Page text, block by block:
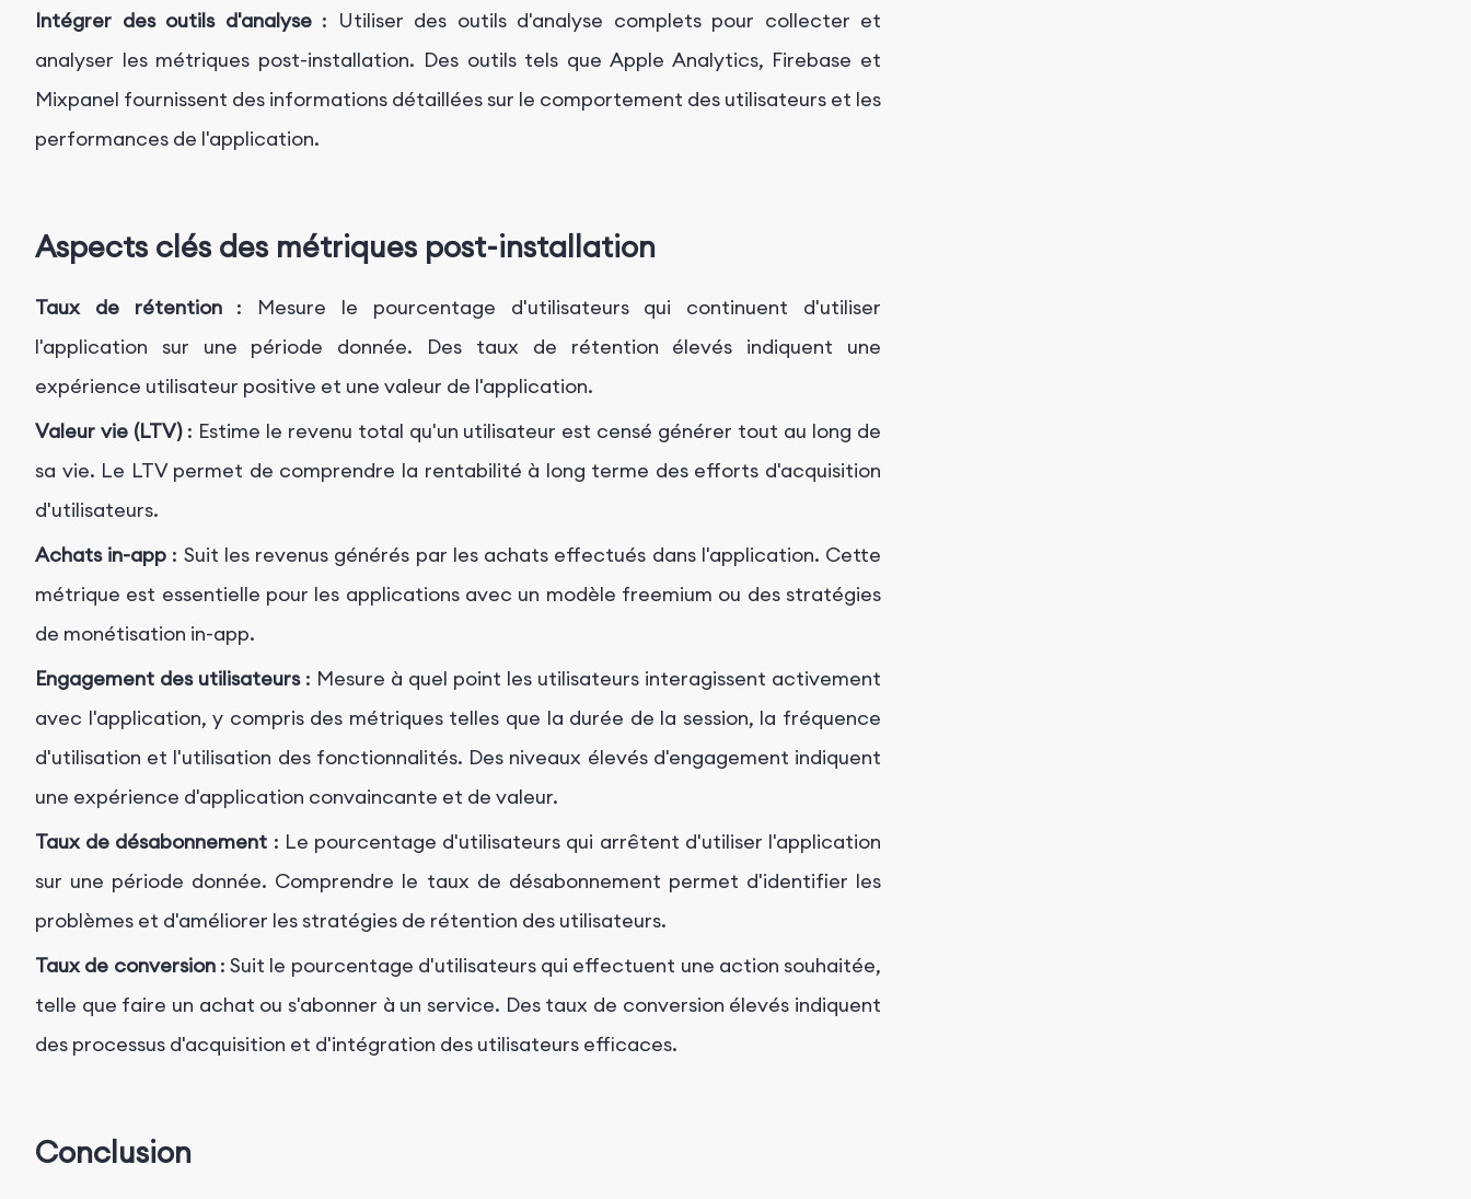
Intégrer des outils d'analyse: Utiliser des outils d'analyse complets pour collecter et
analyser les métriques post-installation. Des outils tels que Apple Analytics, Firebase et
Mixpanel fournissent des informations détaillées sur le comportement des utilisateurs et les
performances de l'application.
Aspects clés des métriques post-installation
Taux de rétention: Mesure le pourcentage d'utilisateurs qui continuent d'utiliser
l'application sur une période donnée. Des taux de rétention élevés indiquent une
expérience utilisateur positive et une valeur de l'application.
Valeur vie (LTV): Estime le revenu total qu'un utilisateur est censé générer tout au long de
sa vie. Le LTV permet de comprendre la rentabilité à long terme des efforts d'acquisition
d'utilisateurs.
Achats in-app : Suit les revenus générés par les achats effectués dans l'application. Cette
métrique est essentielle pour les applications avec un modèle freemium ou des stratégies
de monétisation in-app.
Engagement des utilisateurs: Mesure à quel point les utilisateurs interagissent activement
avec l'application, y compris des métriques telles que la durée de la session, la fréquence
d'utilisation et l'utilisation des fonctionnalités. Des niveaux élevés d'engagement indiquent
une expérience d'application convaincante et de valeur.
Taux de désabonnement : Le pourcentage d'utilisateurs qui arrêtent d'utiliser l'application
sur une période donnée. Comprendre le taux de désabonnement permet d'identifier les
problèmes et d'améliorer les stratégies de rétention des utilisateurs.
Taux de conversion: Suit le pourcentage d'utilisateurs qui effectuent une action souhaitée,
telle que faire un achat ou s'abonner à un service. Des taux de conversion élevés indiquent
des processus d'acquisition et d'intégration des utilisateurs efficaces.
Conclusion